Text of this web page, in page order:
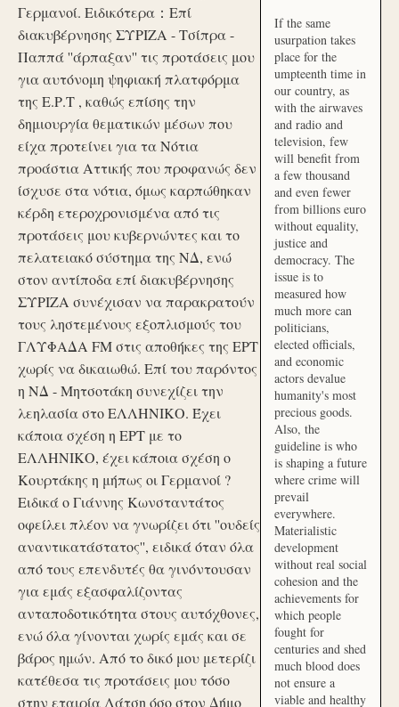
Γερμανοί. Ειδικότερα：Επί
διακυβέρνησης ΣΥΡΙΖΑ - Τσίπρα -
Παππά ''άρπαξαν'' τις προτάσεις μου
για αυτόνομη ψηφιακή πλατφόρμα
της Ε.Ρ.Τ , καθώς επίσης την
δημιουργία θεματικών μέσων που
είχα προτείνει για τα Νότια
προάστια Αττικής που προφανώς δεν
ίσχυσε στα νότια, όμως καρπώθηκαν
κέρδη ετεροχρονισμένα από τις
προτάσεις μου κυβερνώντες και το
πελατειακό σύστημα της ΝΔ, ενώ
στον αντίποδα επί διακυβέρνησης
ΣΥΡΙΖΑ συνέχισαν να παρακρατούν
τους ληστεμένους εξοπλισμούς του
ΓΛΥΦΑΔΑ FM στις αποθήκες της ΕΡΤ
χωρίς να δικαιωθώ. Επί του παρόντος
η ΝΔ - Μητσοτάκη συνεχίζει την
λεηλασία στο ΕΛΛΗΝΙΚΟ. Έχει
κάποια σχέση η ΕΡΤ με το
ΕΛΛΗΝΙΚΟ, έχει κάποια σχέση ο
Κουρτάκης η μήπως οι Γερμανοί ?
Ειδικά ο Γιάννης Κωνσταντάτος
οφείλει πλέον να γνωρίζει ότι ''ουδείς
αναντικατάστατος'', ειδικά όταν όλα
από τους επενδυτές θα γινόντουσαν
για εμάς εξασφαλίζοντας
ανταποδοτικότητα στους αυτόχθονες,
ενώ όλα γίνονται χωρίς εμάς και σε
βάρος ημών. Από το δικό μου μετερίζι
κατέθεσα τις προτάσεις μου τόσο
στην εταιρία Λάτση όσο στον Δήμο
If the same
usurpation takes
place for the
umpteenth time in
our country, as
with the airwaves
and radio and
television, few
will benefit from
a few thousand
and even fewer
from billions euro
without equality,
justice and
democracy. The
issue is to
measured how
much more can
politicians,
elected officials,
and economic
actors devalue
humanity's most
precious goods.
Also, the
guideline is who
is shaping a future
where crime will
prevail
everywhere.
Materialistic
development
without real social
cohesion and the
achievements for
which people
fought for
centuries and shed
much blood does
not ensure a
viable and healthy